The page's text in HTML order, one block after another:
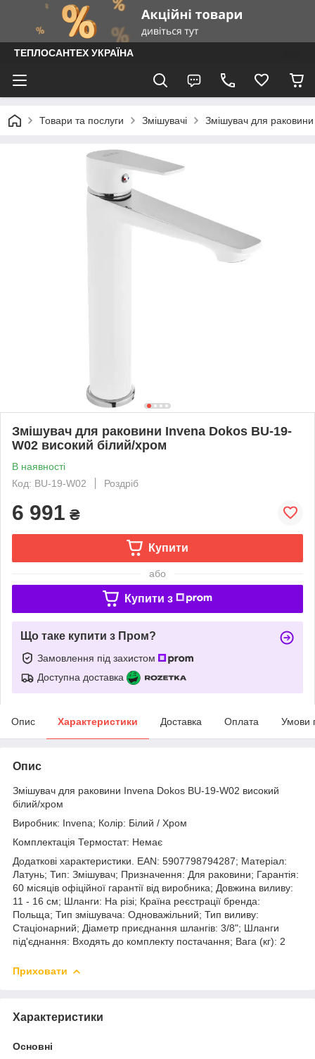
ТЕПЛОСАНТЕХ УКРАЇНА
Товари та послуги Змішувачі Змішувач для
Змішувач для раковини Invena Dokos BU-19-
W02 високий білий/хром
В наявності
Код: BU-19-W02
Роздріб
6 991 ₴
Купити
або
Купити з
Що таке купити з Пром?
Замовлення під захистом
Доступна доставка
Опис Характеристики Доставка Оплата Умови
Опис
Змішувач для раковини Invena Dokos BU-19-W02 високий
білий/хром
Виробник: Invena; Колір: Білий / Хром
Комплектація Термостат: Немає
Додаткові характеристики. EAN: 5907798794287; Матеріал:
Латунь; Тип: Змішувач; Призначення: Для раковини; Гарантія:
60 місяців офіційної гарантії від виробника; Довжина виливу:
11 - 16 см; Шланги: На різі; Країна реєстрації бренда:
Польща; Тип змішувача: Одноважільний; Тип виливу:
Стаціонарний; Діаметр приєднання шлангів: 3/8"; Шланги
під'єднання: Входять до комплекту постачання; Вага (кг): 2
Приховати
Характеристики
Основні